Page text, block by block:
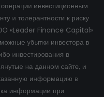
инвестиционным
и толерантности к риску
«Leader Finance Capital»
убытки инвестора в
инвестирования в
на данном сайте, и
информацию в
информации при